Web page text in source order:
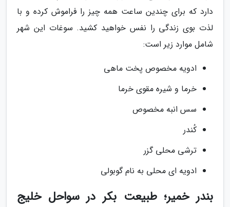
دارد که برای چندین ساعت همه چیز را فراموش کرده و با
لذت بوی زندگی را نفس خواهید کشید. سوغات این شهر
شامل موارد زیر است:
ادویه مخصوص پخت ماهی
خرما و شیره مقوی خرما
سس انبه مخصوص
کُندر
ترشی محلی گزر
ادویه ای محلی به نام گوبولی
بندر خمیر؛ طبیعت بکر در سواحل خلیج